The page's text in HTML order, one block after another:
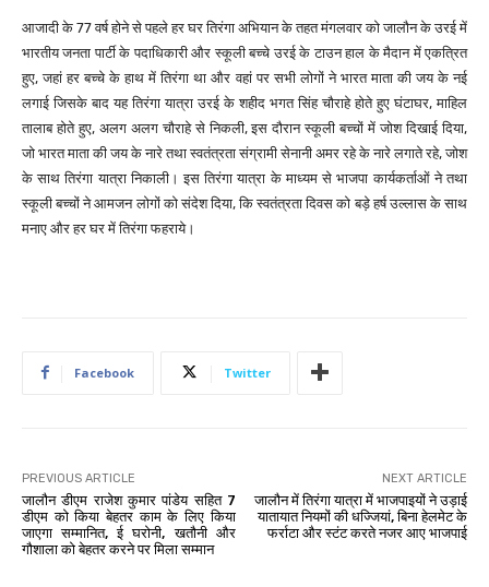
आजादी के 77 वर्ष होने से पहले हर घर तिरंगा अभियान के तहत मंगलवार को जालौन के उरई में
भारतीय जनता पार्टी के पदाधिकारी और स्कूली बच्चे उरई के टाउन हाल के मैदान में एकत्रित
हुए, जहां हर बच्चे के हाथ में तिरंगा था और वहां पर सभी लोगों ने भारत माता की जय के नई
लगाई जिसके बाद यह तिरंगा यात्रा उरई के शहीद भगत सिंह चौराहे होते हुए घंटाघर, माहिल
तालाब होते हुए, अलग अलग चौराहे से निकली, इस दौरान स्कूली बच्चों में जोश दिखाई दिया,
जो भारत माता की जय के नारे तथा स्वतंत्रता संग्रामी सेनानी अमर रहे के नारे लगाते रहे, जोश
के साथ तिरंगा यात्रा निकाली। इस तिरंगा यात्रा के माध्यम से भाजपा कार्यकर्ताओं ने तथा
स्कूली बच्चों ने आमजन लोगों को संदेश दिया, कि स्वतंत्रता दिवस को बड़े हर्ष उल्लास के साथ
मनाए और हर घर में तिरंगा फहराये।
Facebook Twitter
PREVIOUS ARTICLE
जालौन डीएम राजेश कुमार पांडेय सहित 7
डीएम को किया बेहतर काम के लिए किया
जाएगा सम्मानित, ई घरोनी, खतौनी और
गौशाला को बेहतर करने पर मिला सम्मान
NEXT ARTICLE
जालौन में तिरंगा यात्रा में भाजपाइयों ने उड़ाई
यातायात नियमों की धज्जियां, बिना हेलमेट के
फर्राटा और स्टंट करते नजर आए भाजपाई